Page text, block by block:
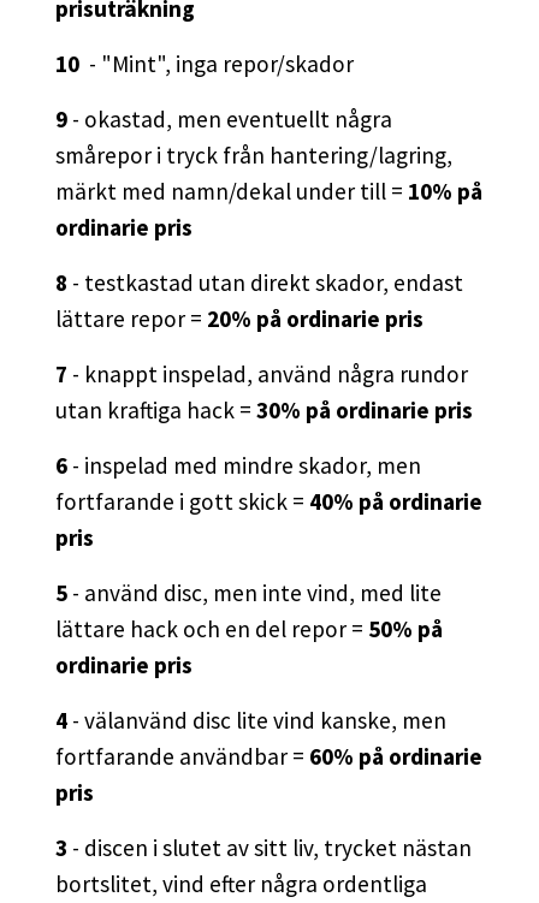
prisuträkning
10 - "Mint", inga repor/skador
9 - okastad, men eventuellt några
smårepor i tryck från hantering/lagring,
märkt med namn/dekal under till = 10% på
ordinarie pris
8 - testkastad utan direkt skador, endast
lättare repor = 20% på ordinarie pris
7 - knappt inspelad, använd några rundor
utan kraftiga hack = 30% på ordinarie pris
6 - inspelad med mindre skador, men
fortfarande i gott skick = 40% på ordinarie
pris
5 - använd disc, men inte vind, med lite
lättare hack och en del repor = 50% på
ordinarie pris
4 - välanvänd disc lite vind kanske, men
fortfarande användbar = 60% på ordinarie
pris
3 - discen i slutet av sitt liv, trycket nästan
bortslitet, vind efter några ordentliga